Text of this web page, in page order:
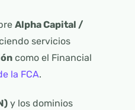
Alpha Capital /
servicios
como el Financial
la FCA.
y los dominios